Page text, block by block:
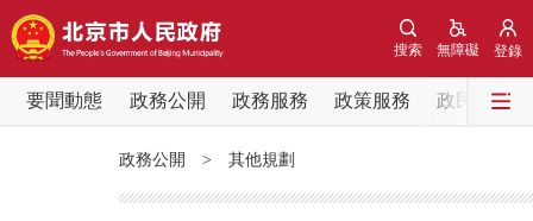
登錄
無障礙
搜索
要聞動態 政務公開 政務服務 政策服務
政民互動
黨中央精神
政務公開 > 其他規劃